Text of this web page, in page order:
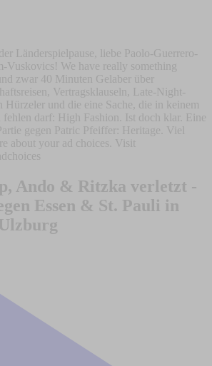
Länderspielpause, liebe Paolo-Guerrero-
Vuskovics! We have really something
zwar 40 Minuten Gelaber über
Vertragsklauseln, Late-Night-
Hürzeler und die eine Sache, die in keinem
fehlen darf: High Fashion. Ist doch klar. Eine
gegen Patric Pfeiffer: Heritage. Viel
about your ad choices. Visit
Ando & Ritzka verletzt -
Essen & St. Pauli in